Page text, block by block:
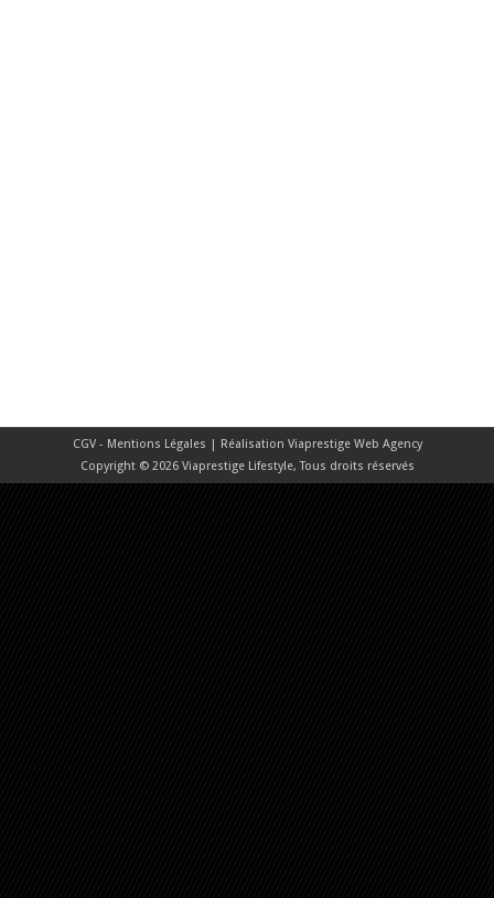
CGV - Mentions Légales | Réalisation Viaprestige Web Agency
Copyright © 2026 Viaprestige Lifestyle, Tous droits réservés